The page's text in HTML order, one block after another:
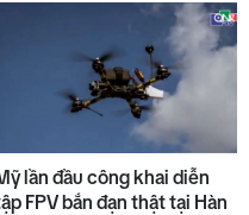
6
gỡ các dự án tồn
7
độ các dự án
lần đầu công khai diễn
FPV bắn đạn thật tại Hàn